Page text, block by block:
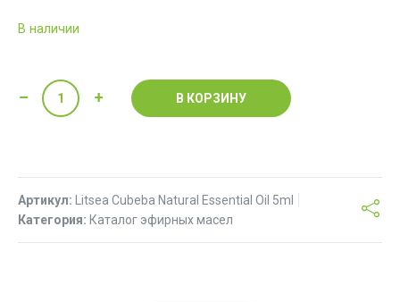
В наличии
Количество
товара
вербены
(литсея
кубеба)
В КОРЗИНУ
Артикул: Litsea Cubeba Natural Essential Oil 5ml
Категория: Каталог эфирных масел